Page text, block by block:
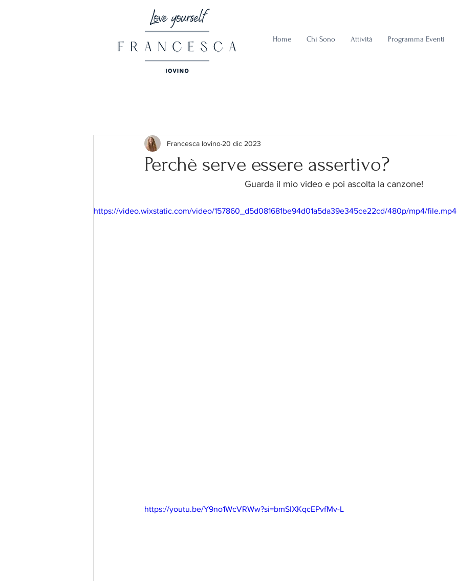
Home Chi Sono Attività Programma Eventi
Perchè serve essere assertivo?
Francesca Iovino 20 dic 2023
Guarda il mio video e poi ascolta la canzone!
https://video.wixstatic.com/video/157860_d5d081681be94d01a5da39e345ce22cd/480p/mp4/file.mp4
https://youtu.be/Y9no1WcVRWw?si=bmSIXKqcEPvfMv-L